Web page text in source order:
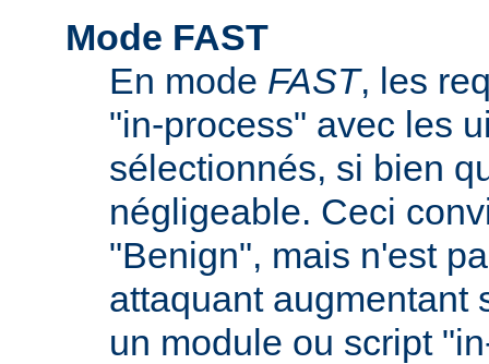
Mode FAST
En mode FAST, les
"in-process" avec les
sélectionnés, si bien
négligeable. Ceci
"Benign", mais n'est
attaquant augmentant
un module ou script